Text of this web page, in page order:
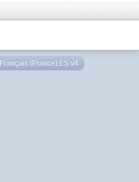
Français (France) LS v4